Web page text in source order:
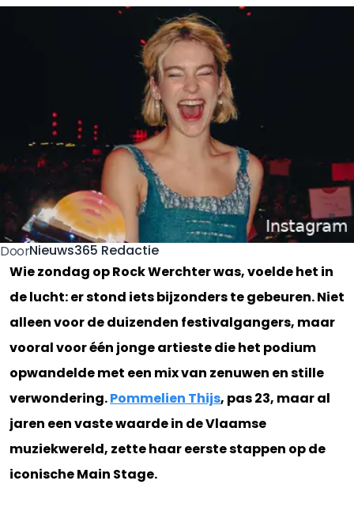
DoorNieuws365 Redactie
Wie zondag op Rock Werchter was, voelde het in
de lucht: er stond iets bijzonders te gebeuren. Niet
alleen voor de duizenden festivalgangers, maar
vooral voor één jonge artieste die het podium
opwandelde met een mix van zenuwen en stille
verwondering.Pommelien Thijs, pas 23, maar al
jaren een vaste waarde in de Vlaamse
muziekwereld, zette haar eerste stappen op de
iconische Main Stage.